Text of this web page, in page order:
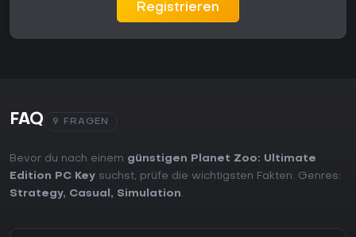
Registrieren
FAQ 9 FRAGEN
Bevor du nach einem günstigen Planet Zoo: Ultimate
Edition PC Key suchst, prüfe die wichtigsten Fakten. Genres:
Strategy, Casual , Simulation.